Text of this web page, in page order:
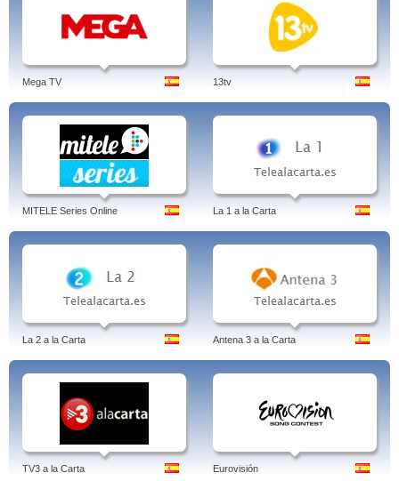
Mega TV 13tv
MITELE Series Online La 1 a la Carta
La 2 a la Carta Antena 3 a la Carta
TV3 a la Carta Eurovisión